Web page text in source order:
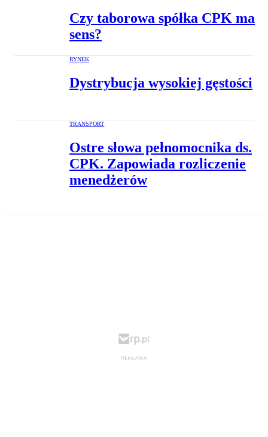
Czy taborowa spółka CPK ma
sens?
RYNEK
Dystrybucja wysokiej gęstości
TRANSPORT
Ostre słowa pełnomocnika ds.
CPK. Zapowiada rozliczenie
menedżerów